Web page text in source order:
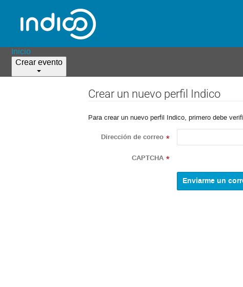
Inicio
Crear evento
Crear un nuevo perfil Indico
Para crear un nuevo perfil Indico, primero debe
Dirección de correo *
CAPTCHA *